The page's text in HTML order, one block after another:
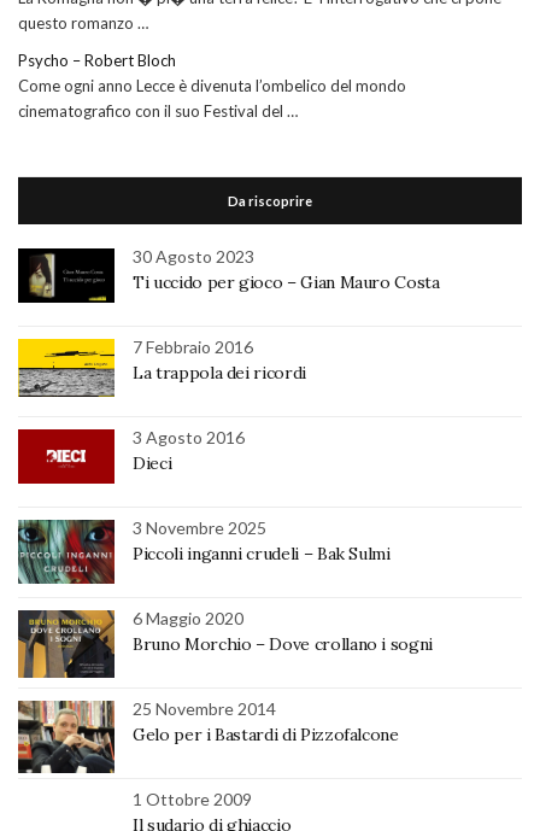
questo romanzo …
Psycho – Robert Bloch
Come ogni anno Lecce è divenuta l’ombelico del mondo
cinematografico con il suo Festival del …
Da riscoprire
30 Agosto 2023
Ti uccido per gioco – Gian Mauro Costa
7 Febbraio 2016
La trappola dei ricordi
3 Agosto 2016
Dieci
3 Novembre 2025
Piccoli inganni crudeli – Bak Sulmi
6 Maggio 2020
Bruno Morchio – Dove crollano i sogni
25 Novembre 2014
Gelo per i Bastardi di Pizzofalcone
1 Ottobre 2009
Il sudario di ghiaccio